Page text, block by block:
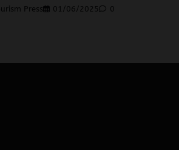
Press 01/06/2025 0